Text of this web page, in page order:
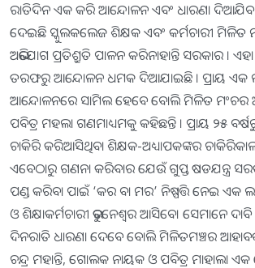
ରାତିଦିନ ଏକ କରି ଆନ୍ଦୋଳନ ଏବଂ ଧାରଣା ଦିଆଯିବ
ଦେଇଛି ସ୍କୁଲକଲେଜ ଶିକ୍ଷକ ଏବଂ କର୍ମଚାରୀ ମିଳିତ
ଅଭିଯୋଗ ପ୍ରତିଶ୍ରୁତି ପାଳନ କରିନାହାନ୍ତି ସରକାର ।
ତରଫରୁ ଆନ୍ଦୋଳନ ଧମକ ଦିଆଯାଇଛି । ପ୍ରାୟ ଏକ
ଆନ୍ଦୋଳନରେ ସାମିଲ ହେବେ ବୋଲି ମିଳିତ ମଂଚର
ପବିତ୍ର ମହଲା ଗଣମାଧ୍ୟମକୁ କହିଛନ୍ତି । ପ୍ରାୟ ୨୫
ଚାକିରି କରିଆସିଥିବା ଶିକ୍ଷକ-ଅଧ୍ୟାପକଙ୍କର
ଏବେଠାରୁ ଗଣନା କରିବାର ଯେଉଁ ଗୁପ୍ତ ଷଡଯନ୍ତ୍ର
ପଣ୍ଡ କରିବା ପାଇଁ ‘କର ବା ମର’ ନିଷ୍ପତ୍ତି ନେଇ ଏକ
ଓ ଶିକ୍ଷାକର୍ମଚାରୀ ଭୁବନେଶ୍ୱର ଆସିବେ। ସେମାନେ
ଦିନରାତି ଧାରଣା ଦେବେ ବୋଲି ମିଳିତମଞ୍ଚର ଆହାବକ
ଚନ୍ଦ୍ର ମହାନ୍ତି, ଗୋଲକ ନାୟକ ଓ ପବିତ୍ର ମାହାଲା ଏକ